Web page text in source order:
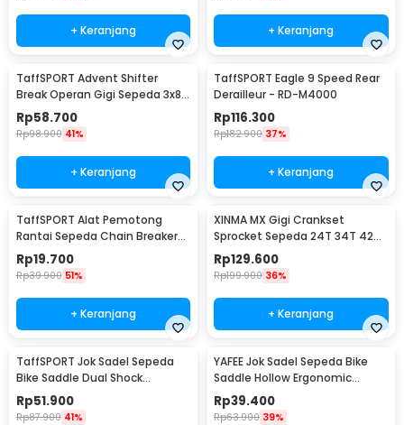
+ Keranjang + Keranjang
TaffSPORT Advent Shifter
Break Operan Gigi Sepeda 3x8
Speed 2 PCS - SL-M310
Rp58.700
Rp98.900 41%
+ Keranjang
TaffSPORT Eagle 9 Speed Rear
Derailleur - RD-M4000
Rp116.300
Rp182.900 37%
+ Keranjang
TaffSPORT Alat Pemotong
Rantai Sepeda Chain Breaker
Cutter - TD8591
Rp19.700
Rp39.900 51%
+ Keranjang
XINMA MX Gigi Crankset
Sprocket Sepeda 24T 34T 42T
7/8/9 Speed - TL-82-L
Rp129.600
Rp199.900 36%
+ Keranjang
TaffSPORT Jok Sadel Sepeda
Bike Saddle Dual Shock
Absorber Breathable - ZF25
Rp51.900
Rp87.900 41%
YAFEE Jok Sadel Sepeda Bike
Saddle Hollow Ergonomic
Breathable - FX12
Rp39.400
Rp63.900 39%